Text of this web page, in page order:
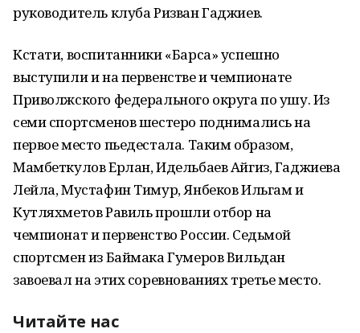
руководитель клуба Ризван Гаджиев.
Кстати, воспитанники «Барса» успешно
выступили и на первенстве и чемпионате
Приволжского федерального округа по ушу. Из
семи спортсменов шестеро поднимались на
первое место пьедестала. Таким образом,
Мамбеткулов Ерлан, Идельбаев Айгиз, Гаджиева
Лейла, Мустафин Тимур, Янбеков Ильгам и
Кутляхметов Равиль прошли отбор на
чемпионат и первенство России. Седьмой
спортсмен из Баймака Гумеров Вильдан
завоевал на этих соревнованиях третье место.
Читайте нас